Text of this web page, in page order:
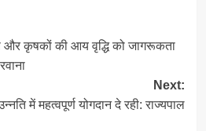
और कृषकों की आय वृद्धि को जागरूकता
Next:
में महत्वपूर्ण योगदान दे रही: राज्यपाल